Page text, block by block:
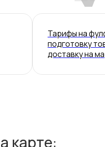
Тарифы на
подготовку
доставку на
карте: